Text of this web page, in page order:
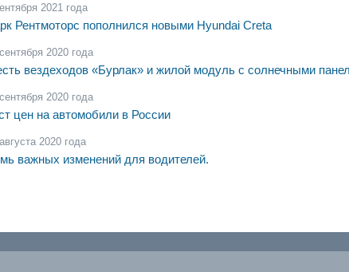
2021 года
Рентмоторс пополнился новыми Hyundai Creta
2020 года
вездеходов «Бурлак» и жилой модуль с солнечными
2020 года
цен на автомобили в России
2020 года
важных изменений для водителей.